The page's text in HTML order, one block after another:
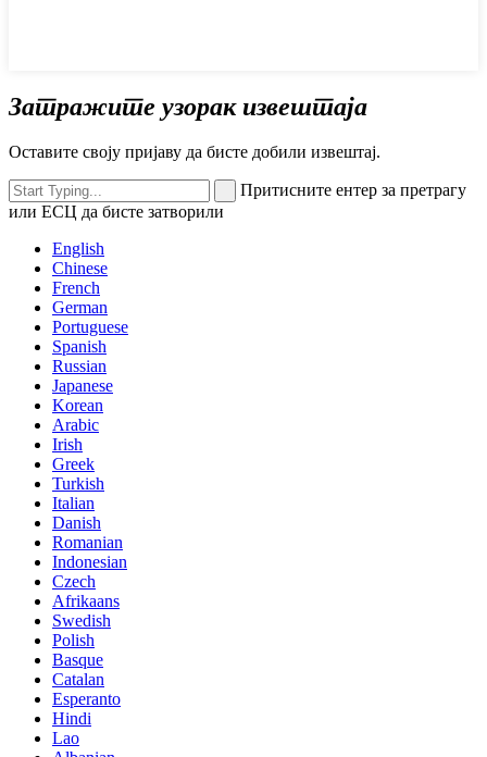
Затражите узорак извештаја
Оставите своју пријаву да бисте добили извештај.
Притисните ентер за претрагу
или ЕСЦ да бисте затворили
English
Chinese
French
German
Portuguese
Spanish
Russian
Japanese
Korean
Arabic
Irish
Greek
Turkish
Italian
Danish
Romanian
Indonesian
Czech
Afrikaans
Swedish
Polish
Basque
Catalan
Esperanto
Hindi
Lao